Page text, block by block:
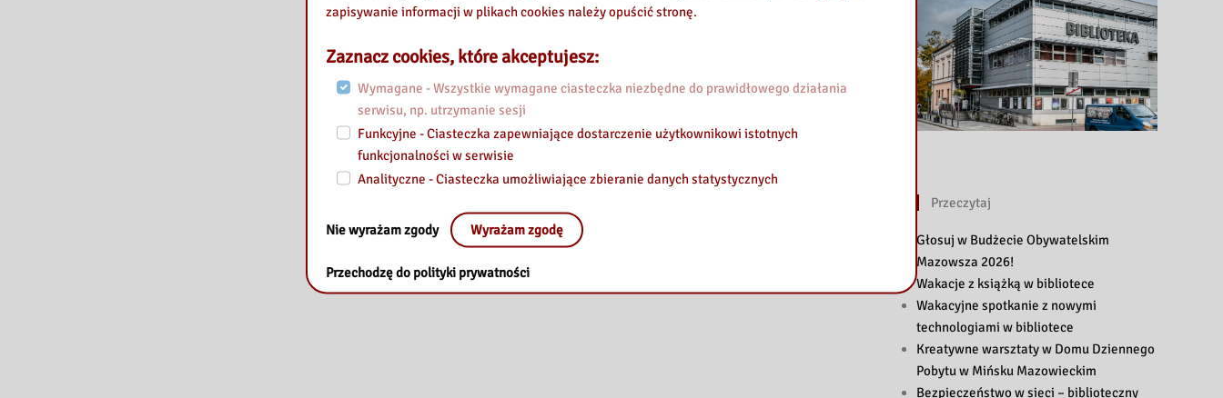
Przeczytaj
Głosuj w Budżecie Obywatelskim
Mazowsza 2026!
Wakacje z książką w bibliotece
Wakacyjne spotkanie z nowymi
technologiami w bibliotece
Kreatywne warsztaty w Domu Dziennego
Pobytu w Mińsku Mazowieckim
Bezpieczeństwo w sieci – biblioteczny
zapisywanie informacji w plikach cookies należy opuścić stronę.
Zaznacz cookies, które akceptujesz:
Wymagane - Wszystkie wymagane ciasteczka niezbędne do prawidłowego działania
serwisu, np. utrzymanie sesji
Funkcyjne - Ciasteczka zapewniające dostarczenie użytkownikowi istotnych
funkcjonalności w serwisie
Analityczne - Ciasteczka umożliwiające zbieranie danych statystycznych
Nie wyrażam zgody Wyrażam zgodę
Przechodzę do polityki prywatności